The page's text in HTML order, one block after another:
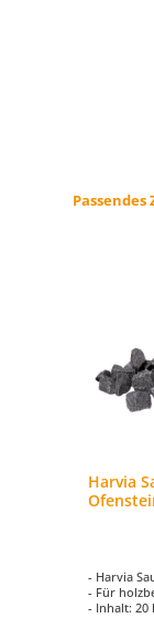
Harvia
- Harvia
- Für
- Inhalt: 20